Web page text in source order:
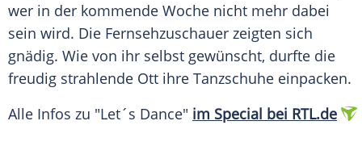
wer in der kommende Woche nicht mehr dabei
sein wird. Die Fernsehzuschauer zeigten sich
gnädig. Wie von ihr selbst gewünscht, durfte die
freudig strahlende Ott ihre Tanzschuhe einpacken.
Alle Infos zu "Let´s Dance" im Special bei RTL.de